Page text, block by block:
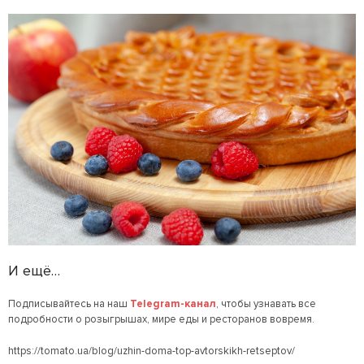
И ещё…
Подписывайтесь на наш Telegram-канал, чтобы узнавать все
подробности о розыгрышах, мире еды и ресторанов вовремя.
https://tomato.ua/blog/uzhin-doma-top-avtorskikh-retseptov/